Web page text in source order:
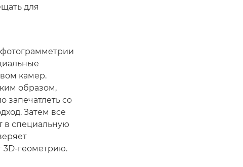
для
камер.
образом,
запечатлеть со
Затем все
в специальную
3D-геометрию.